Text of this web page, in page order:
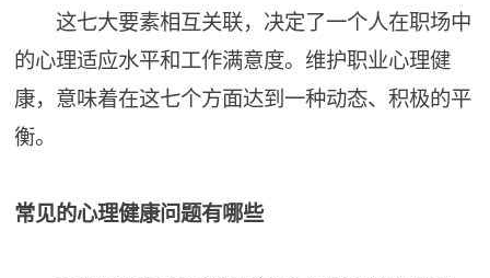
这七大要素相互关联，决定了一个人在职场中
的心理适应水平和工作满意度。维护职业心理健
康，意味着在这七个方面达到一种动态、积极的平
衡。
常见的心理健康问题有哪些